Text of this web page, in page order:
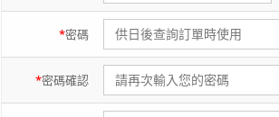
*密碼
*密碼確認